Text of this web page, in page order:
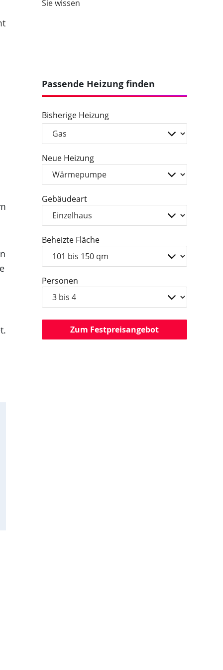
Sie wissen
Passende Heizung finden
Bisherige Heizung
Neue Heizung
Gebäudeart
Beheizte Fläche
Personen
Zum Festpreisangebot